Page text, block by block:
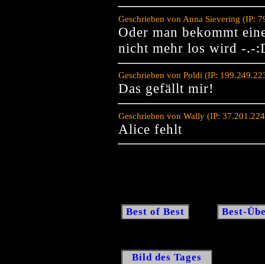
Geschrieben von Anna Sievering (IP:
Oder man bekommt
nicht mehr los wird -.-
Geschrieben von Poldi (IP:
Das gefällt mir!
Geschrieben von Wally (IP:
Alice fehlt
Best of Best Best-
Bild des Tages